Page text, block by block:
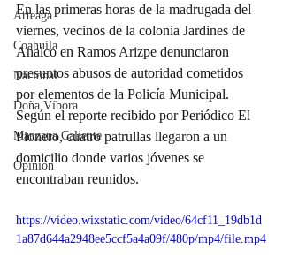
Arteaga
Coahuila
Nacional
Doña Víbora
Manzana Caliente
Opinión
En las primeras horas de la madrugada del
viernes, vecinos de la colonia Jardines de
Analco en Ramos Arizpe denunciaron
presuntos abusos de autoridad cometidos
por elementos de la Policía Municipal.
Según el reporte recibido por Periódico El
Pionero, cuatro patrullas llegaron a un
domicilio donde varios jóvenes se
encontraban reunidos.
https://video.wixstatic.com/video/64cf11_19db1d
1a87d644a2948ee5ccf5a4a09f/480p/mp4/file.mp4